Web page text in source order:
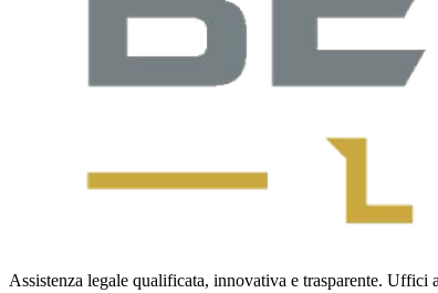
Assistenza legale qualificata, innovativa e trasparente.